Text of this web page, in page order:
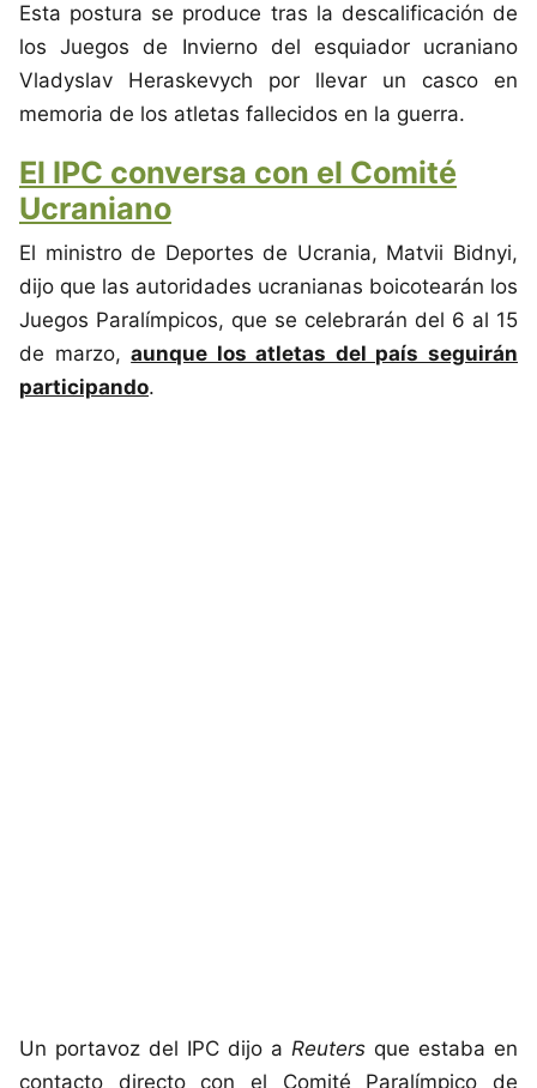
Esta postura se produce tras la descalificación de
los Juegos de Invierno del esquiador ucraniano
Vladyslav Heraskevych por llevar un casco en
memoria de los atletas fallecidos en la guerra.
El IPC conversa con el Comité
Ucraniano
El ministro de Deportes de Ucrania, Matvii Bidnyi,
dijo que las autoridades ucranianas boicotearán los
Juegos Paralímpicos, que se celebrarán del 6 al 15
de marzo,aunque los atletas del país seguirán
participando.
Un portavoz del IPC dijo a Reuters que estaba en
contacto directo con el Comité Paralímpico de